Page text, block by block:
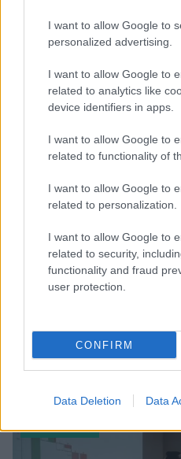
I want to allow Google to
personalized advertising.
I want to allow Google to
related to analytics like
device identifiers in apps.
I want to allow Google to
related to functionality of
I want to allow Google to
related to personalization.
I want to allow Google to
related to security,
functionality and fraud
user protection.
CONFIRM
Data Deletion Data
Verder lezen
FINANCIERING
Amerikaanse
economie?
Lotte de Vries · 7 aug 2026
FINANCIERING